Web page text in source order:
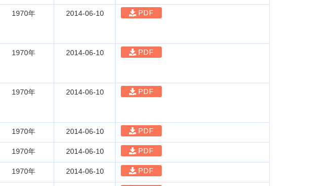
1970年 2014-06-10 PDF
1970年 2014-06-10 PDF
1970年 2014-06-10 PDF
1970年 2014-06-10 PDF
1970年 2014-06-10 PDF
1970年 2014-06-10 PDF